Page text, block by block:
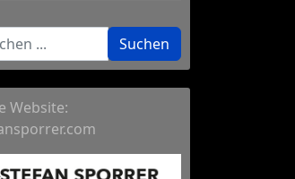
Suchen
Website: